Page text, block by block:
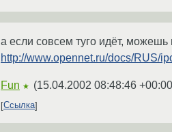
а если совсем туго идёт, можешь
http://www.opennet.ru/docs/RUS/
Fun ★ (15.04.2002 08:48:46 +00:00
Ссылка